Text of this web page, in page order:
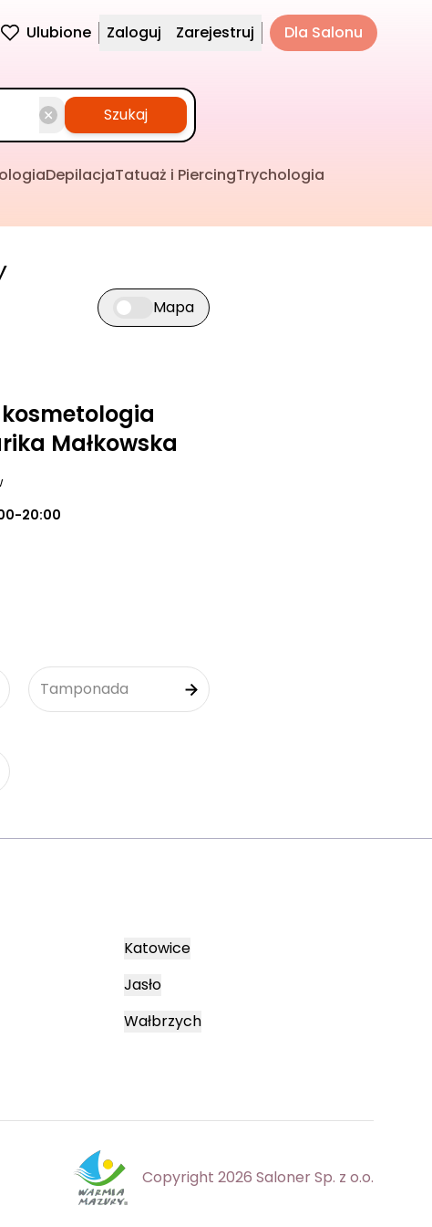
Ulubione Zaloguj Zarejestruj Dla Salonu
Szukaj
DepilacjaTatuaż i PiercingTrychologia
Przełącz widok mapy
Mapa
kosmetologia
Małkowska
20:00
Tamponada
Katowice
Jasło
Wałbrzych
Copyright 2026 Saloner Sp. z o.o.